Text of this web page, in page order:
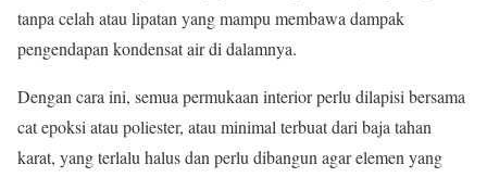
tanpa celah atau lipatan yang mampu membawa dampak
pengendapan kondensat air di dalamnya.
Dengan cara ini, semua permukaan interior perlu dilapisi bersama
cat epoksi atau poliester, atau minimal terbuat dari baja tahan
karat, yang terlalu halus dan perlu dibangun agar elemen yang